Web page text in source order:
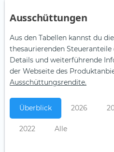
Aus­schüt­tungen
Aus den Tabellen kannst du
thesaurierenden Steueranteile
Details und weiterführende
der Webseite des
Ausschüttungsrendite.
Überblick 2026
2022 Alle